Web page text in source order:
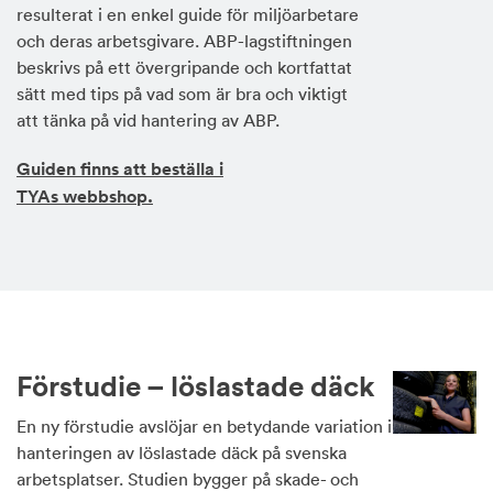
resulterat i en enkel guide för miljöarbetare
och deras arbetsgivare. ABP-lagstiftningen
beskrivs på ett övergripande och kortfattat
sätt med tips på vad som är bra och viktigt
att tänka på vid hantering av ABP.
Guiden finns att beställa i
TYAs webbshop.
Förstudie – löslastade däck
En ny förstudie avslöjar en betydande variation i
hanteringen av löslastade däck på svenska
arbetsplatser. Studien bygger på skade- och